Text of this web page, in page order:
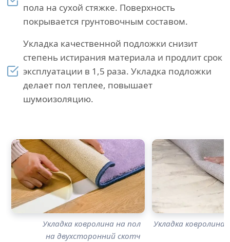
пола на сухой стяжке. Поверхность
покрывается грунтовочным составом.
Укладка качественной подложки снизит
степень истирания материала и продлит срок
эксплуатации в 1,5 раза. Укладка подложки
делает пол теплее, повышает
шумоизоляцию.
Укладка ковролина на пол
на двухсторонний скотч
Укладка ковролина